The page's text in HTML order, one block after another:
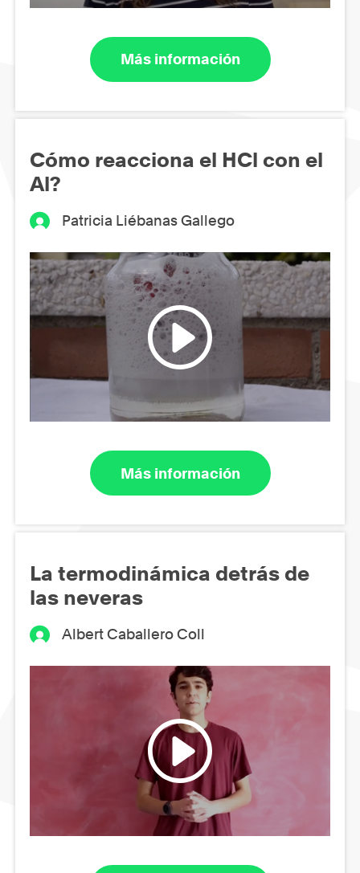
Más información
Cómo reacciona el HCl con el
Al?
Patricia Liébanas Gallego
Más información
La termodinámica detrás de
las neveras
Albert Caballero Coll